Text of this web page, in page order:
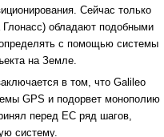
Сейчас только
обладают подобными
с помощью системы
на Земле.
в том, что Galileo
GPS и подорвет монополию
перед ЕС ряд шагов,
систему.